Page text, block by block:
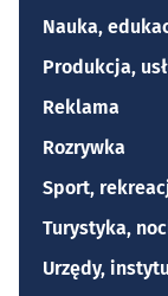
Nauka,
Produkcja,
Reklama
Rozrywka
Sport,
Turystyka,
Urzędy,